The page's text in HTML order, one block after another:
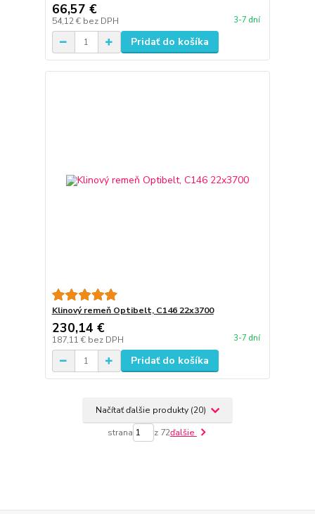
66,57 €
54,12 € bez DPH 3-7 dní
Pridať do košíka
Klinový remeň Optibelt, C146 22x3700
230,14 €
187,11 € bez DPH 3-7 dní
Pridať do košíka
Načítať ďalšie produkty (20)
strana z 72ďalšie